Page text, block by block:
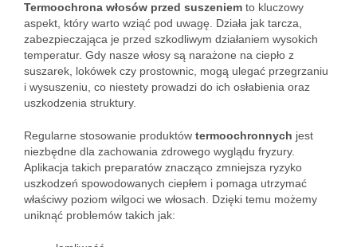
Termoochrona włosów przed suszeniem to kluczowy
aspekt, który warto wziąć pod uwagę. Działa jak tarcza,
zabezpieczająca je przed szkodliwym działaniem wysokich
temperatur. Gdy nasze włosy są narażone na ciepło z
suszarek, lokówek czy prostownic, mogą ulegać przegrzaniu
i wysuszeniu, co niestety prowadzi do ich osłabienia oraz
uszkodzenia struktury.
Regularne stosowanie produktów termoochronnych jest
niezbędne dla zachowania zdrowego wyglądu fryzury.
Aplikacja takich preparatów znacząco zmniejsza ryzyko
uszkodzeń spowodowanych ciepłem i pomaga utrzymać
właściwy poziom wilgoci we włosach. Dzięki temu możemy
uniknąć problemów takich jak: